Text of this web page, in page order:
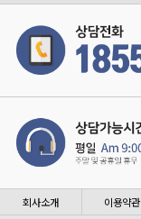
회사소개 이용약관